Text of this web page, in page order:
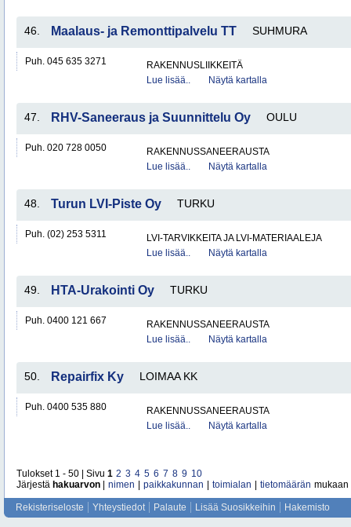
46. Maalaus- ja Remonttipalvelu TT SUHMURA
Puh. 045 635 3271
RAKENNUSLIIKKEITÄ
Lue lisää..
Näytä kartalla
47. RHV-Saneeraus ja Suunnittelu Oy OULU
Puh. 020 728 0050
RAKENNUSSANEERAUSTA
Lue lisää..
Näytä kartalla
48. Turun LVI-Piste Oy TURKU
Puh. (02) 253 5311
LVI-TARVIKKEITA JA LVI-MATERIAALEJA
Lue lisää..
Näytä kartalla
49. HTA-Urakointi Oy TURKU
Puh. 0400 121 667
RAKENNUSSANEERAUSTA
Lue lisää..
Näytä kartalla
50. Repairfix Ky LOIMAA KK
Puh. 0400 535 880
RAKENNUSSANEERAUSTA
Lue lisää..
Näytä kartalla
Tulokset 1 - 50 | Sivu 1 2 3 4 5 6 7 8 9 10
Järjestä hakuarvon nimen paikkakunnan toimialan tietomäärän mukaan
Rekisteriseloste Yhteystiedot Palaute Lisää Suosikkeihin Hakemisto